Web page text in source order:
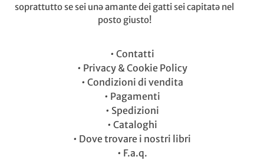
soprattutto se sei unə amante dei gatti sei capitatə nel
posto giusto!
• Contatti
• Privacy & Cookie Policy
• Condizioni di vendita
• Pagamenti
• Spedizioni
• Cataloghi
• Dove trovare i nostri libri
• F.a.q.